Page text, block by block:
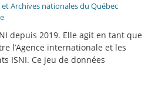
Archives nationales du Québec
depuis 2019. Elle agit en tant que
l’Agence internationale et les
ISNI. Ce jeu de données